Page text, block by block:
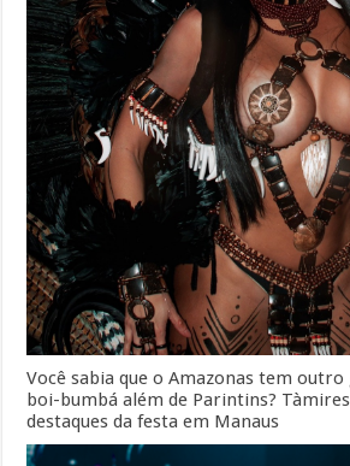
Você sabia que o Amazonas tem
boi-bumbá além de Parintins?
destaques da festa em Manaus